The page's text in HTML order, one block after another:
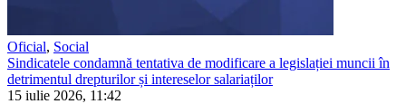
Oficial, Social
Sindicatele condamnă tentativa de modificare a legislației muncii în
detrimentul drepturilor și intereselor salariaților
15 iulie 2026, 11:42